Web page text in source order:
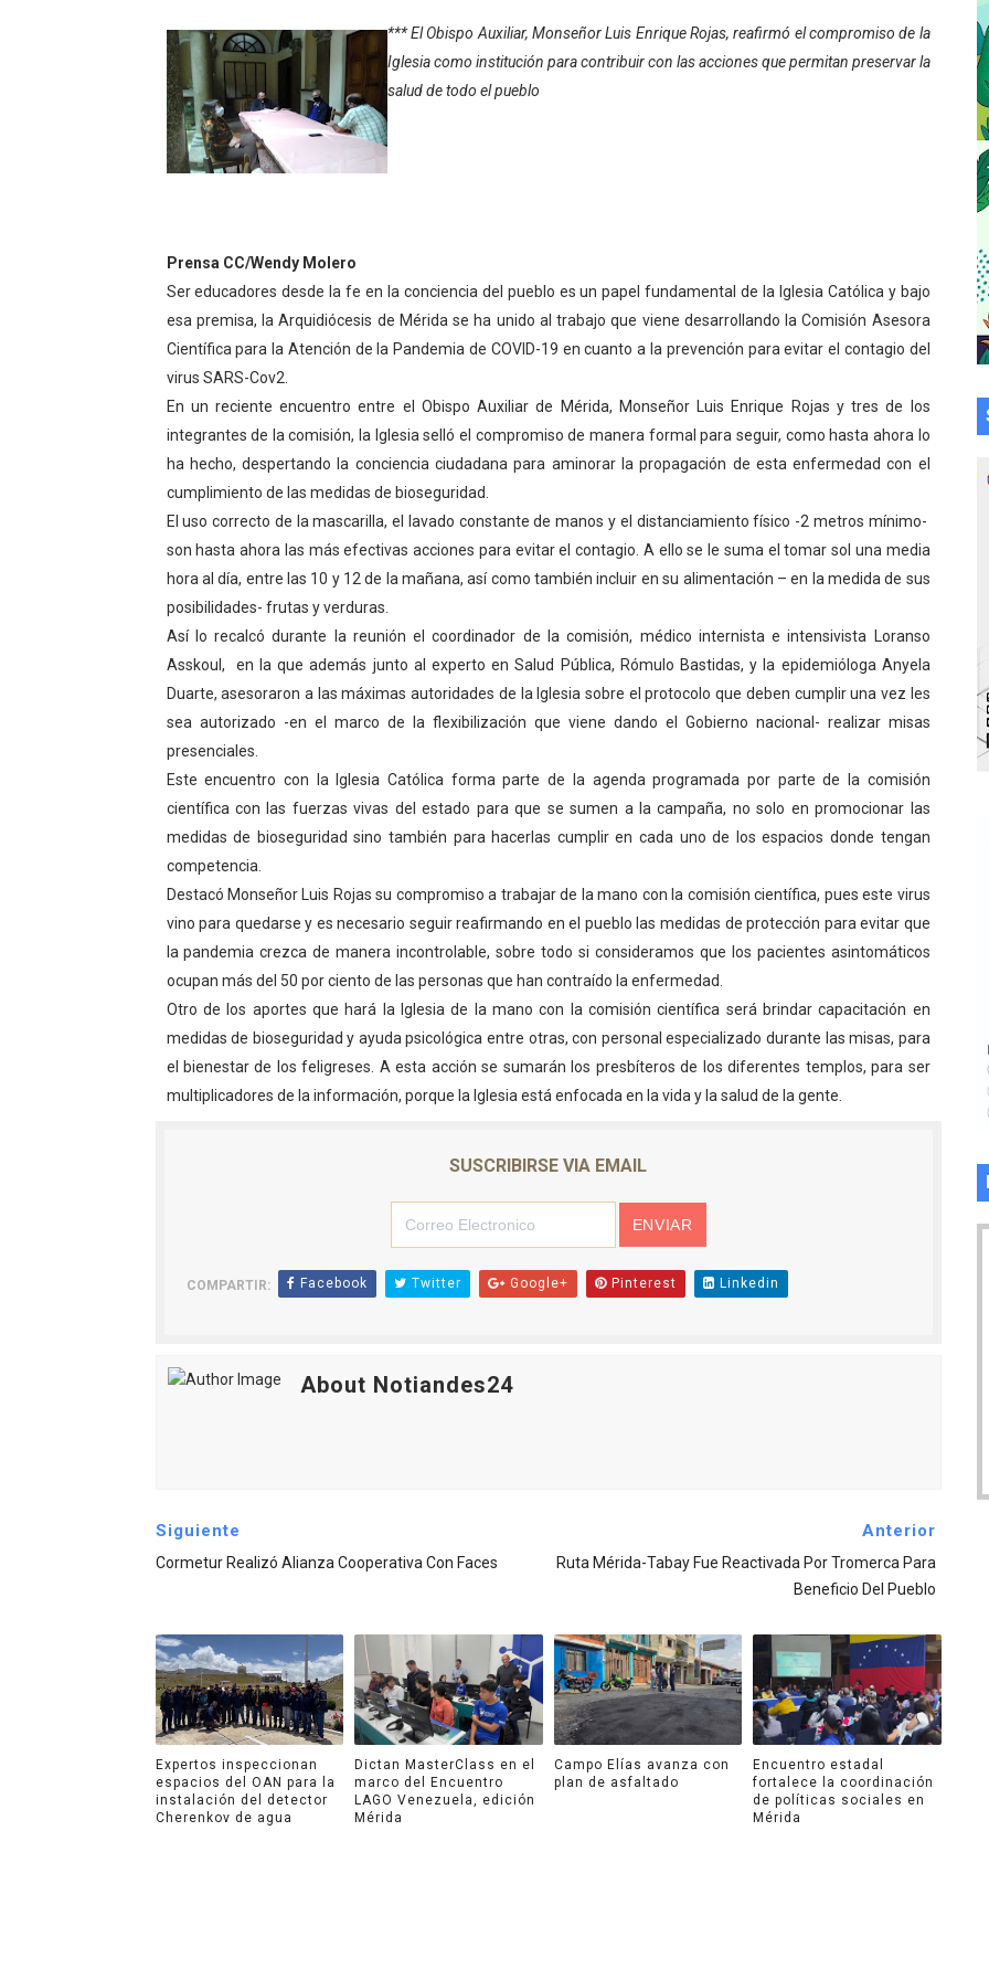
Gobierno bolivariano avanza en la transformación del hospital Sor Juana Inés
Niños merideños aprenden sobre gaita de tambora con Fundecem
Hospital universitario muestra sus avances en visita del Consejo Legislativo
Instituto Nacional de Nutrición celebra Semana Internacional de la Lactancia Materna
Corposalud inició talleres para aspirantes al curso de Emergencia Prehospitalaria
Fortalecen formación académica de médicos en proceso de ruralidad
Fortaleciendo la economía comunal en El Vigía con microcréditos a emprendedores y
Campo Elías consolida plan de bacheo en el sector La Montañita
Fundecem inició con éxito el taller vacacional de origami
El Lactario del Iahula celebra la Semana Mundial de la Lactancia Materna
Plan Vacacional "Venezuela Ríe 2026" brinda recreación y cultura a niños del
Iniciación al yoga reúne a diversos clubes deportivos de Zea en una enriquecedora
Mincomunas impulsa el autogobierno en Mérida con plan de actualización y atención
Expertos inspeccionan espacios del OAN para la instalación del detector Cherenkov
*** El Obispo Auxiliar, Monseñor Luis Enrique Rojas, reafirmó el compromiso de la
Iglesia como institución para contribuir con las acciones que permitan preservar la
salud de todo el pueblo
Prensa CC/Wendy Molero
Ser educadores desde la fe en la conciencia del pueblo es un papel fundamental de la Iglesia Católica y bajo
esa premisa, la Arquidiócesis de Mérida se ha unido al trabajo que viene desarrollando la Comisión Asesora
Científica para la Atención de la Pandemia de COVID-19 en cuanto a la prevención para evitar el contagio del
virus SARS-Cov2.
En un reciente encuentro entre el Obispo Auxiliar de Mérida, Monseñor Luis Enrique Rojas y tres de los
integrantes de la comisión, la Iglesia selló el compromiso de manera formal para seguir, como hasta ahora lo
ha hecho, despertando la conciencia ciudadana para aminorar la propagación de esta enfermedad con el
cumplimiento de las medidas de bioseguridad.
El uso correcto de la mascarilla, el lavado constante de manos y el distanciamiento físico -2 metros mínimo-
son hasta ahora las más efectivas acciones para evitar el contagio. A ello se le suma el tomar sol una media
hora al día, entre las 10 y 12 de la mañana, así como también incluir en su alimentación – en la medida de sus
posibilidades- frutas y verduras.
Así lo recalcó durante la reunión el coordinador de la comisión, médico internista e intensivista Loranso
Asskoul, en la que además junto al experto en Salud Pública, Rómulo Bastidas, y la epidemióloga Anyela
Duarte, asesoraron a las máximas autoridades de la Iglesia sobre el protocolo que deben cumplir una vez les
sea autorizado -en el marco de la flexibilización que viene dando el Gobierno nacional- realizar misas
presenciales.
Este encuentro con la Iglesia Católica forma parte de la agenda programada por parte de la comisión
científica con las fuerzas vivas del estado para que se sumen a la campaña, no solo en promocionar las
medidas de bioseguridad sino también para hacerlas cumplir en cada uno de los espacios donde tengan
competencia.
Destacó Monseñor Luis Rojas su compromiso a trabajar de la mano con la comisión científica, pues este virus
vino para quedarse y es necesario seguir reafirmando en el pueblo las medidas de protección para evitar que
la pandemia crezca de manera incontrolable, sobre todo si consideramos que los pacientes asintomáticos
ocupan más del 50 por ciento de las personas que han contraído la enfermedad.
Otro de los aportes que hará la Iglesia de la mano con la comisión científica será brindar capacitación en
medidas de bioseguridad y ayuda psicológica entre otras, con personal especializado durante las misas, para
el bienestar de los feligreses. A esta acción se sumarán los presbíteros de los diferentes templos, para ser
multiplicadores de la información, porque la Iglesia está enfocada en la vida y la salud de la gente.
SUSCRIBIRSE VIA EMAIL
COMPARTIR: Facebook Twitter Google+ Pinterest Linkedin
About Notiandes24
Siguiente
Cormetur Realizó Alianza Cooperativa Con Faces
Anterior
Ruta Mérida-Tabay Fue Reactivada Por Tromerca Para
Beneficio Del Pueblo
Expertos inspeccionan
espacios del OAN para la
instalación del detector
Cherenkov de agua
Dictan MasterClass en el
marco del Encuentro
LAGO Venezuela, edición
Mérida
Campo Elías avanza con
plan de asfaltado
Encuentro estadal
fortalece la coordinación
de políticas sociales en
Mérida